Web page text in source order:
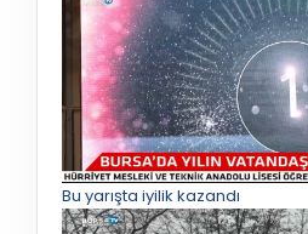
Bu yarışta iyilik kazandı